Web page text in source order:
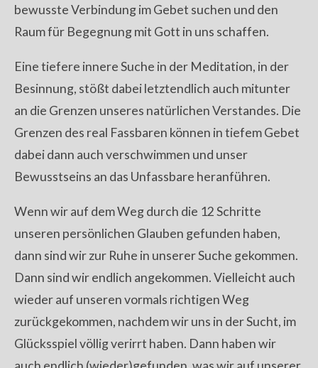
bewusste Verbindung im Gebet suchen und den
Raum für Begegnung mit Gott in uns schaffen.
Eine tiefere innere Suche in der Meditation, in der
Besinnung, stößt dabei letztendlich auch mitunter
an die Grenzen unseres natürlichen Verstandes. Die
Grenzen des real Fassbaren können in tiefem Gebet
dabei dann auch verschwimmen und unser
Bewusstseins an das Unfassbare heranführen.
Wenn wir auf dem Weg durch die 12 Schritte
unseren persönlichen Glauben gefunden haben,
dann sind wir zur Ruhe in unserer Suche gekommen.
Dann sind wir endlich angekommen. Vielleicht auch
wieder auf unseren vormals richtigen Weg
zurückgekommen, nachdem wir uns in der Sucht, im
Glücksspiel völlig verirrt haben. Dann haben wir